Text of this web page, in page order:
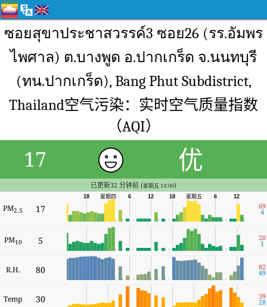
ซอยสุขาประชาสวรรค์3 ซอย26 (รร.อัมพร
ไพศาล) ต.บางพูด อ.ปากเกร็ด จ.นนทบุรี
(ทน.ปากเกร็ด), Bang Phut Subdistrict,
Thailand空气污染：实时空气质量指数
（AQI）
17 优
已更新32 分钟前 (星期五 14:00)
PM2.5 17
12
6
星期五
18
12
6
星期四
18
69
4
PM10 5 20
1
R.H. 80 82
49
Temp 30 39
28